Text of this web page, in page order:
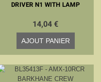
DRIVER N1 WITH LAMP
14,04 €
AJOUT PANIER